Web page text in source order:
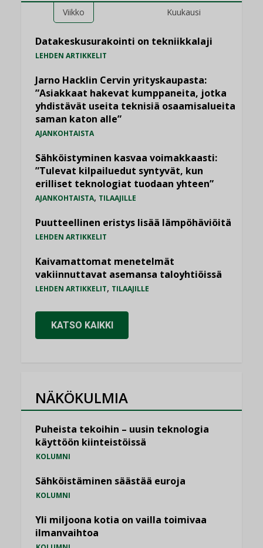
Viikko Kuukausi
Datakeskusurakointi on tekniikkalaji
LEHDEN ARTIKKELIT
Jarno Hacklin Cervin yrityskaupasta:
”Asiakkaat hakevat kumppaneita, jotka
yhdistävät useita teknisiä osaamisalueita
saman katon alle”
AJANKOHTAISTA
Sähköistyminen kasvaa voimakkaasti:
”Tulevat kilpailuedut syntyvät, kun
erilliset teknologiat tuodaan yhteen”
AJANKOHTAISTA, TILAAJILLE
Puutteellinen eristys lisää lämpöhäviöitä
LEHDEN ARTIKKELIT
Kaivamattomat menetelmät
vakiinnuttavat asemansa taloyhtiöissä
LEHDEN ARTIKKELIT, TILAAJILLE
KATSO KAIKKI
NÄKÖKULMIA
Puheista tekoihin – uusin teknologia
käyttöön kiinteistöissä
KOLUMNI
Sähköistäminen säästää euroja
KOLUMNI
Yli miljoona kotia on vailla toimivaa
ilmanvaihtoa